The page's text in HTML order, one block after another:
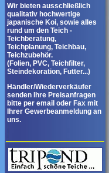
Wir bieten ausschließlich
qualitativ hochwertige
japanische Koi, sowie alles
rund um den Teich -
Teichberatung,
Teichplanung, Teichbau,
Teichzubehör.
(Folien, PVC, Teichfilter,
Steindekoration, Futter...)
Händler/Wiederverkäufer
senden Ihre Preisanfragen
bitte per email oder Fax mit
Ihrer Gewerbeanmeldung an
uns.